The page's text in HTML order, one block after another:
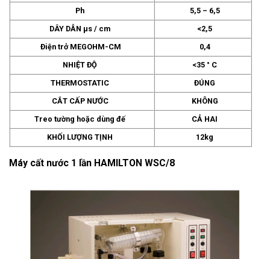
Ph
5,5 – 6,5
DÂY DẪN µs / cm
<2,5
Điện trở MEGOHM-CM
0,4
NHIỆT ĐỘ
<35 ° C
THERMOSTATIC
ĐÚNG
CẮT CẤP NƯỚC
KHÔNG
Treo tường hoặc dùng đế
CẢ HAI
KHỐI LƯỢNG TỊNH
12kg
Máy cất nước 1 lần HAMILTON WSC/8